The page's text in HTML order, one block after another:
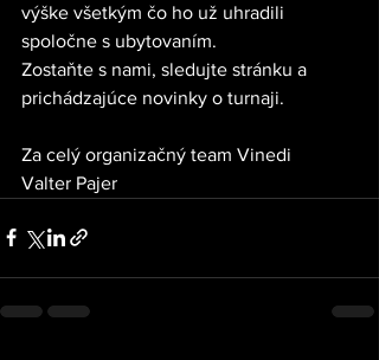
výške všetkým čo ho už uhradili
spoločne s ubytovaním.
Zostaňte s nami, sledujte stránku a
prichádzajúce novinky o turnaji.
Za celý organizačný team Vinedi
Valter Pajer